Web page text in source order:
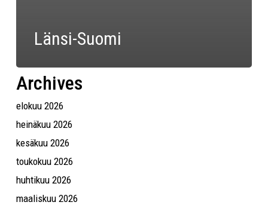
Länsi-Suomi
Archives
elokuu 2026
heinäkuu 2026
kesäkuu 2026
toukokuu 2026
huhtikuu 2026
maaliskuu 2026